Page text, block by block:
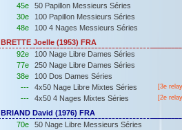
45e
50 Papillon Messieurs Séries
30e
100 Papillon Messieurs Séries
48e
100 4 Nages Messieurs Séries
BRETTE Joelle (1953) FRA
92e
100 Nage Libre Dames Séries
77e
250 Nage Libre Dames Séries
38e
100 Dos Dames Séries
---
4x50 Nage Libre Mixtes Séries [3e
--- 4x50 4 Nages Mixtes Séries [2e
BRIAND David (1976) FRA
70e
50 Nage Libre Messieurs Séries